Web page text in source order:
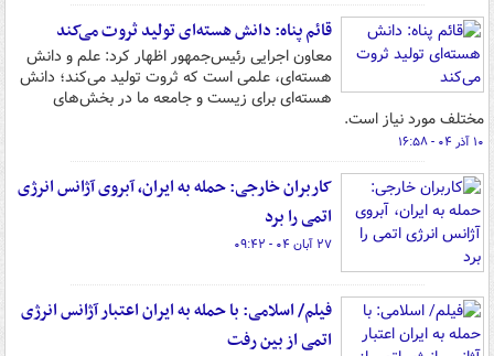
قائم پناه: دانش هسته‌ای تولید ثروت می‌کند
معاون اجرایی رئیس‌جمهور اظهار کرد: علم و دانش
هسته‌ای، علمی است که ثروت تولید می‌کند؛ دانش
هسته‌ای برای زیست و جامعه ما در بخش‌های
مختلف مورد نیاز است.
۱۰ آذر ۰۴ - ۱۶:۵۸
کاربران خارجی: حمله به ایران، آبروی آژانس انرژی
اتمی را برد
۲۷ آبان ۰۴ - ۰۹:۴۲
فیلم/ اسلامی: با حمله به ایران اعتبار آژانس انرژی
اتمی از بین رفت